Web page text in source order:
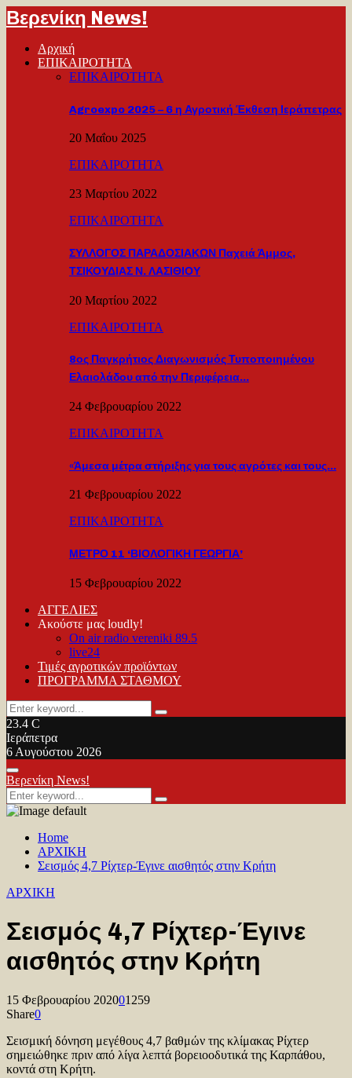
Βερενίκη News!
Αρχική
ΕΠΙΚΑΙΡΟΤΗΤΑ
ΕΠΙΚΑΙΡΟΤΗΤΑ
Agroexpo 2025 – 6 η Αγροτική Έκθεση Ιεράπετρας
20 Μαΐου 2025
ΕΠΙΚΑΙΡΟΤΗΤΑ
23 Μαρτίου 2022
ΕΠΙΚΑΙΡΟΤΗΤΑ
ΣΥΛΛΟΓΟΣ ΠΑΡΑΔΟΣΙΑΚΩΝ Παχειά Άμμος,
ΤΣΙΚΟΥΔΙΑΣ Ν. ΛΑΣΙΘΙΟΥ
20 Μαρτίου 2022
ΕΠΙΚΑΙΡΟΤΗΤΑ
8ος Παγκρήτιος Διαγωνισμός Τυποποιημένου
Ελαιολάδου από την Περιφέρεια…
24 Φεβρουαρίου 2022
ΕΠΙΚΑΙΡΟΤΗΤΑ
«Άμεσα μέτρα στήριξης για τους αγρότες και τους…
21 Φεβρουαρίου 2022
ΕΠΙΚΑΙΡΟΤΗΤΑ
ΜΕΤΡΟ 11 ‘ΒΙΟΛΟΓΙΚΗ ΓΕΩΡΓΙΑ’
15 Φεβρουαρίου 2022
ΑΓΓΕΛΙΕΣ
Ακούστε μας loudly!
On air radio vereniki 89.5
live24
Τιμές αγροτικών προϊόντων
ΠΡΟΓΡΑΜΜΑ ΣΤΑΘΜΟΥ
Search
for:
Search
23.4 C
Ιεράπετρα
6 Αυγούστου 2026
Facebook
Twitter
Youtube
Primary
Menu
Βερενίκη News!
Search
for:
Search
Home
ΑΡΧΙΚΗ
Σεισμός 4,7 Ρίχτερ-Έγινε αισθητός στην Κρήτη
ΑΡΧΙΚΗ
Σεισμός 4,7 Ρίχτερ-Έγινε
αισθητός στην Κρήτη
15 Φεβρουαρίου 202001259
Share0
Σεισμική δόνηση μεγέθους 4,7 βαθμών της κλίμακας Ρίχτερ
σημειώθηκε πριν από λίγα λεπτά βορειοοδυτικά της Καρπάθου,
κοντά στη Κρήτη.